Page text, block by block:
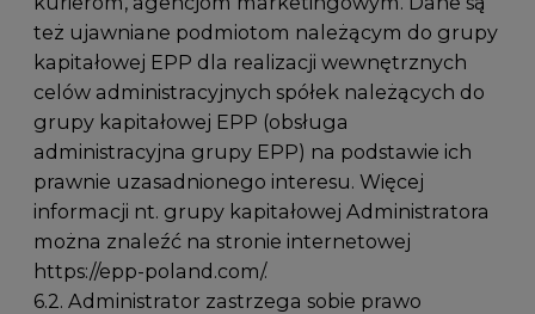
też ujawniane podmiotom należącym do grupy
kapitałowej EPP dla realizacji wewnętrznych
celów administracyjnych spółek należących do
grupy kapitałowej EPP (obsługa
administracyjna grupy EPP) na podstawie ich
prawnie uzasadnionego interesu. Więcej
informacji nt. grupy kapitałowej Administratora
można znaleźć na stronie internetowej
https://epp-poland.com/.
6.2. Administrator zastrzega sobie prawo